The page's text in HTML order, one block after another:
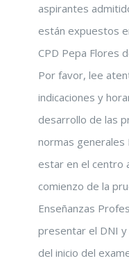
aspirantes
están expuestos
CPD Pepa Flores
Por favor, lee
indicaciones y
desarrollo de las
normas generales
estar en el centro
comienzo de la
Enseñanzas
presentar el DNI
del inicio del